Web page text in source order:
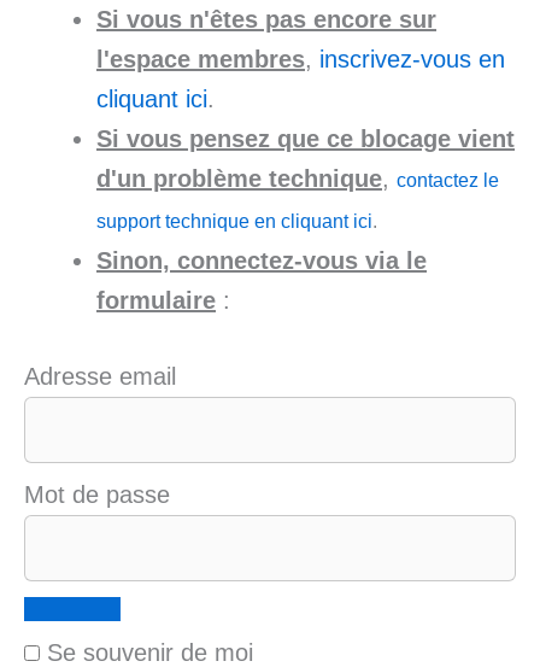
Si vous n'êtes pas encore sur
l'espace membres, inscrivez-vous en
cliquant ici.
Si vous pensez que ce blocage vient
d'un problème technique, contactez le
support technique en cliquant ici.
Sinon, connectez-vous via le
formulaire :
Adresse email
Mot de passe
Se souvenir de moi